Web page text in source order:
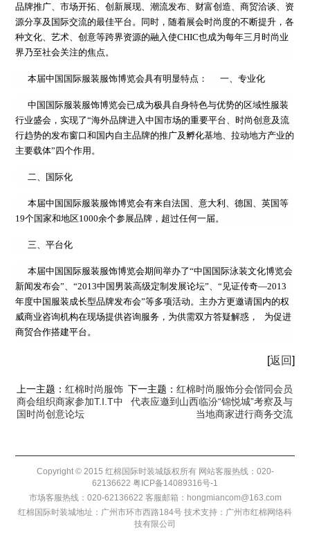
品牌推广、市场开拓、创新展现、潮流发布、财富创造、商贸洽谈、资
源分享及国际交流的最佳平台。同时，随着展会时尚度的不断提升，各
种文化、艺术、创意等跨界资源的融入使CHIC也成为每年三月时尚业
界乃至社会关注的焦点。
本届中国国际服装服饰博览会具有明显特点： 一、专业化
中国国际服装服饰博览会已成为极具自身特色与优势的区域性服装
行业盛会，实现了“海外品牌进入中国市场的重要平台、时尚创意及流
行趋势的发布窗口和国内自主品牌的推广及孵化基地、拉动地方产业的
主要载体”四个作用。
二、国际化
本届中国国际服装服饰博览会有来自法国、意大利、德国、英国等
19个国家和地区1000余个参展品牌，超过任何一届。
三、平台化
本届中国国际服装服饰博览会期间举办了“中国国际泳装文化博览会
新闻发布会”、“2013中国男装高级定制发展论坛”、“见证传奇—2013
年度中国服装成长型品牌发布会”等多项活动。主办方更邀请国内的权
威商业咨询机构在现场提供咨询服务，为供需双方答疑解惑， 为促进
商贸合作搭建平台。
[返回]
上一主题：红棉时尚服饰
商会组织商家参加T.I.T中
国时尚创意论坛
下一主题：红棉时尚服饰分会偕同会员
代表应邀到山西临汾“锦悦城”考察及与
当地商家进行商务交流
Copyright © 2015 红棉国际时装城版权所有 网站客服热线：020-
62136622 粤ICP备14089316号-1
市场客服热线：020-62136622 客服邮箱：hongmiancom@163.com
红棉国际时装城地址：广州市环市西路184号 技术支持： 广州市红棉网络科
技有限公司